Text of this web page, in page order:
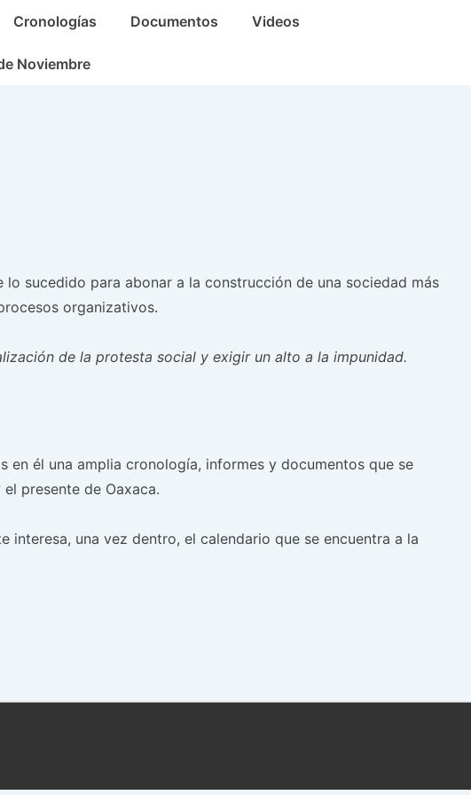
Cronologías Documentos Videos
Noviembre
sucedido para abonar a la construcción de una sociedad más
organizativos.
de la protesta social y exigir un alto a la impunidad.
él una amplia cronología, informes y documentos que se
presente de Oaxaca.
una vez dentro, el calendario que se encuentra a la